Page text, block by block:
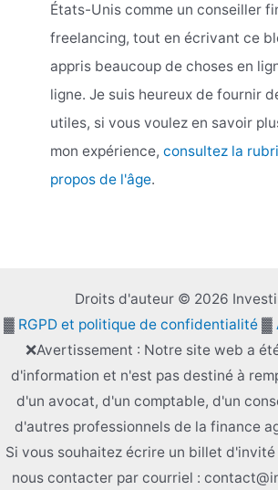
États-Unis comme un conseiller
freelancing, tout en écrivant ce
appris beaucoup de choses en
ligne. Je suis heureux de fournir
utiles, si vous voulez en savoir
mon expérience, consultez la
propos de l'âge.
Droits d'auteur © 2026
▓ RGPD et politique de confidentialité▓
❌Avertissement : Notre site web a
d'information et n'est pas destiné à
d'un avocat, d'un comptable, d'un
d'autres professionnels de la finance
Si vous souhaitez écrire un billet
nous contacter par courriel :